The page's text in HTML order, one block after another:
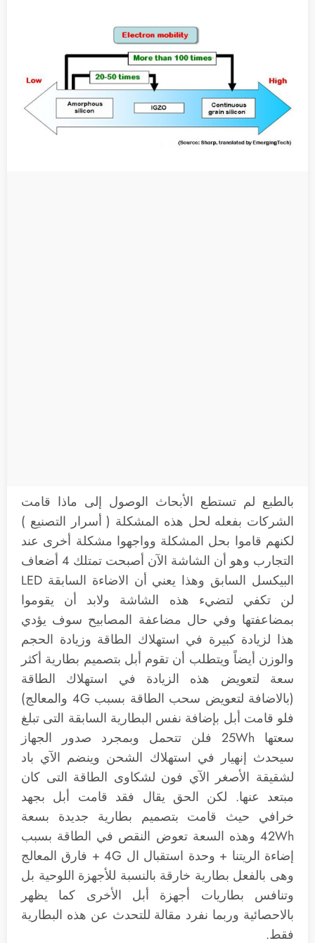
بالطبع لم تستطع الأبحاث الوصول إلى ماذا قامت
الشركات بفعله لحل هذه المشكلة ( أسرار التصنيع )
لكنهم قاموا بحل المشكلة وواجهوا مشكلة أخرى عند
التجارب وهو أن الشاشة الآن أصبحت تمتلك 4 أضعاف
البيكسل السابق وهذا يعني أن الاضاءة السابقة LED
لن تكفي لتضيء هذه الشاشة ولابد أن يقوموا
بمضاعفتها وفي حال مضاعفة المصابيح سوف يؤدي
هذا لزيادة كبيرة في استهلاك الطاقة وزيادة الحجم
والوزن أيضاً ويتطلب أن تقوم أبل بتصميم بطارية أكثر
سعة لتعويض هذه الزيادة في استهلاك الطاقة
(بالاضافة لتعويض سحب الطاقة بسبب 4G والمعالج)
فلو قامت أبل بإضافة نفس البطارية السابقة التى تبلغ
سعتها 25Wh فلن تتحمل وبمجرد صدور الجهاز
سيحدث إنهيار في استهلاك الشحن وينضم الآي باد
لشقيقة الأصغر الآي فون لشكاوى الطاقة التى كان
مبتعد عنها. لكن الحق يقال فقد قامت أبل بجهد
خرافي حيث قامت بتصميم بطارية جديدة بسعة
42Wh وهذه السعة تعوض النقص في الطاقة بسبب
إضاءة الريتنا + وحدة استقبال ال 4G + فارق المعالج
وهى بالفعل بطارية خارقة بالنسبة للأجهزة اللوحية بل
وتنافس بطاريات أجهزة أبل الأخرى كما يظهر
بالاحصائية وربما نفرد مقالة للتحدث عن هذه البطارية
فقط.